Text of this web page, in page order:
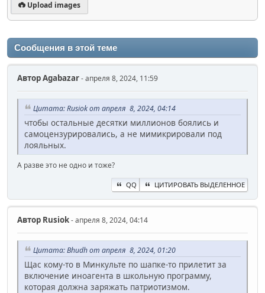
Upload images
Сообщения в этой теме
АвторAgabazar- апреля 8, 2024, 11:59
Цитата: Rusiok от апреля 8, 2024, 04:14
чтобы остальные десятки миллионов боялись и
самоцензурировались, а не мимикрировали под
лояльных.
А разве это не одно и тоже?
QQ ЦИТИРОВАТЬ ВЫДЕЛЕННОЕ
Автор Rusiok- апреля 8, 2024, 04:14
Цитата: Bhudh от апреля 8, 2024, 01:20
Щас кому-то в Минкульте по шапке-то прилетит за
включение иноагента в школьную программу,
которая должна заряжать патриотизмом.